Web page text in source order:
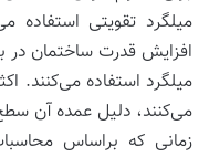
میلگرد تقویتی استفاده
افزایش قدرت ساختمان در
میلگرد استفاده می‌کنند.
می‌کنند، دلیل عمده آن
زمانی که براساس